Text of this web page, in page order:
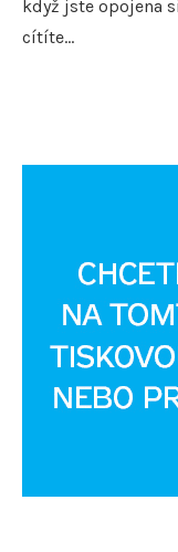
když jste opojena
cítíte…